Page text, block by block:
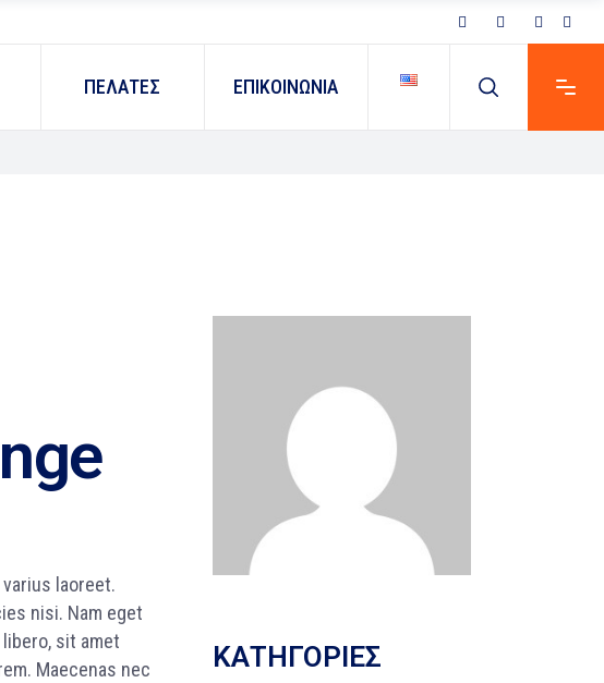
ΠΕΛΑΤΕΣ ΕΠΙΚΟΙΝΩΝΙΑ
laoreet.
nisi. Nam eget
sit amet
Maecenas nec
KΑΤΗΓΟΡΙΕΣ